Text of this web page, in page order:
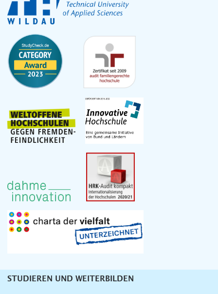
Unternavigation
STUDIEREN UND WEITERBILDEN